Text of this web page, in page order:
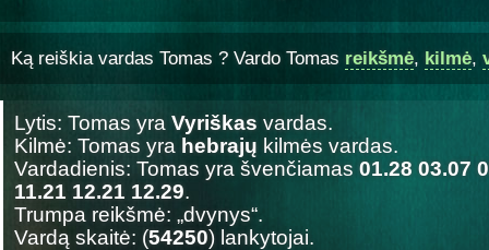
Ką reiškia vardas Tomas ? Vardo Tomas reikšmė, kilmė,
Lytis: Tomas yra Vyriškas vardas.
Kilmė: Tomas yra hebrajų kilmės vardas.
Vardadienis: Tomas yra švenčiamas 01.28 03.07
11.21 12.21 12.29.
Trumpa reikšmė: „dvynys“.
Vardą skaitė: (54250) lankytojai.